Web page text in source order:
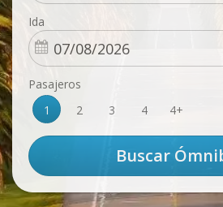
Ida
Pasajeros
1
2 3 4 4+